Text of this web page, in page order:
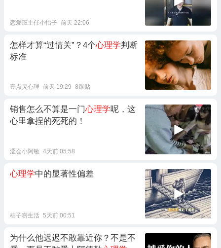
恋爱班主任小怡子 前天 22:06
怎样才算“过情关”？4个心理学判断
标准
壹点灵心理 前天 19:29 8跟贴
销售怎么不算是一门心理学呢，这
心里拿捏的死死的！
涩会小阿敏 4天前 05:58
心理学中的显著性偏差
桔子唠生活 5天前 00:51
为什么他迟迟不敢靠近你？不是不